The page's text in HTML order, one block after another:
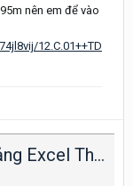
nên em để vào
12.C.01++TD
Nhờ Viết Lisp Copy Text Từ Bảng Excel Thay Thế Text Trên Bảng Trong File Cad Giữ Nguyên Định Dạng Của Text Trên File Cad